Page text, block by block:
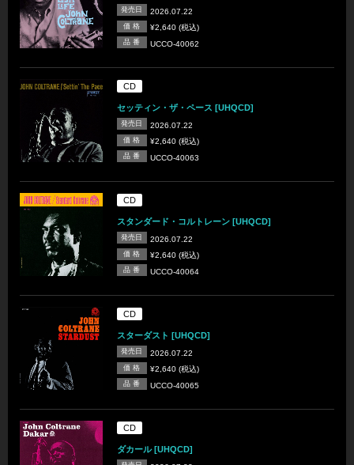
発売日 2026.07.22
価 格 ¥2,640 (税込)
品 番 UCCO-40062
CD
セッティン・ザ・ペース [UHQCD]
発売日 2026.07.22
価 格 ¥2,640 (税込)
品 番 UCCO-40063
CD
スタンダード・コルトレーン [UHQCD]
発売日 2026.07.22
価 格 ¥2,640 (税込)
品 番 UCCO-40064
CD
スターダスト [UHQCD]
発売日 2026.07.22
価 格 ¥2,640 (税込)
品 番 UCCO-40065
CD
ダカール [UHQCD]